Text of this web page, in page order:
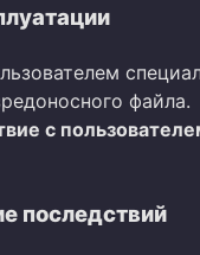
файла.
с
последствий